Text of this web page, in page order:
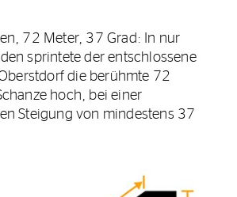
72 Meter, 37 Grad: In nur
sprintete der entschlossene
die berühmte 72
hoch, bei einer
Steigung von mindestens 37